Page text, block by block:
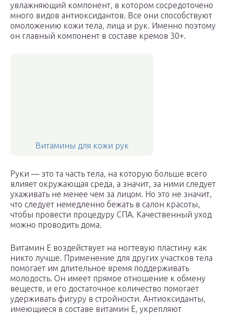
увлажняющий компонент, в котором сосредоточено
много видов антиоксидантов. Все они способствуют
омоложению кожи тела, лица и рук. Именно поэтому
он главный компонент в составе кремов 30+.
Витамины для кожи рук
Руки — это та часть тела, на которую больше всего
влияет окружающая среда, а значит, за ними следует
ухаживать не менее чем за лицом. Но это не значит,
что следует немедленно бежать в салон красоты,
чтобы провести процедуру СПА. Качественный уход
можно проводить дома.
Витамин Е воздействует на ногтевую пластину как
никто лучше. Применение для других участков тела
помогает им длительное время поддерживать
молодость. Он имеет прямое отношение к обмену
веществ, и его достаточное количество помогает
удерживать фигуру в стройности. Антиоксиданты,
имеющиеся в составе витамин Е, укрепляют